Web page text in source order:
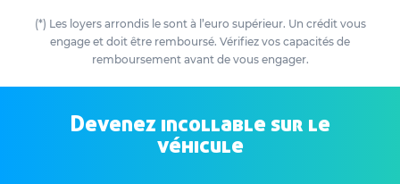
(*) Les loyers arrondis le sont à l’euro supérieur. Un crédit vous
engage et doit être remboursé. Vérifiez vos capacités de
remboursement avant de vous engager.
Devenez incollable sur le
véhicule